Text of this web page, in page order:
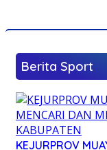
Berita Sport
KEJURPROV